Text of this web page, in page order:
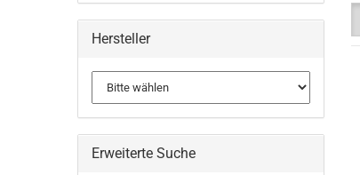
Hersteller
Erweiterte Suche